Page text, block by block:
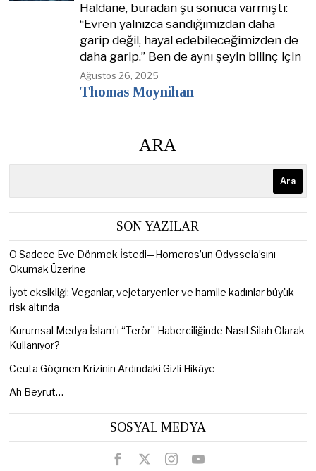
Haldane, buradan şu sonuca varmıştı:
“Evren yalnızca sandığımızdan daha
garip değil, hayal edebileceğimizden de
daha garip.” Ben de aynı şeyin bilinç için
Ağustos 26, 2025
Thomas Moynihan
ARA
Ara
SON YAZILAR
O Sadece Eve Dönmek İstedi—Homeros’un Odysseia’sını
Okumak Üzerine
İyot eksikliği: Veganlar, vejetaryenler ve hamile kadınlar büyük
risk altında
Kurumsal Medya İslam’ı “Terör” Haberciliğinde Nasıl Silah Olarak
Kullanıyor?
Ceuta Göçmen Krizinin Ardındaki Gizli Hikâye
Ah Beyrut…
SOSYAL MEDYA